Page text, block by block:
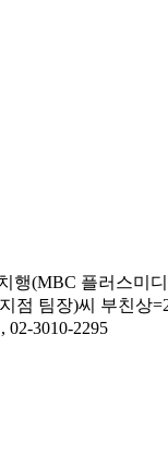
행(MBC 플러스미
점 팀장)씨 부친상
02-3010-2295